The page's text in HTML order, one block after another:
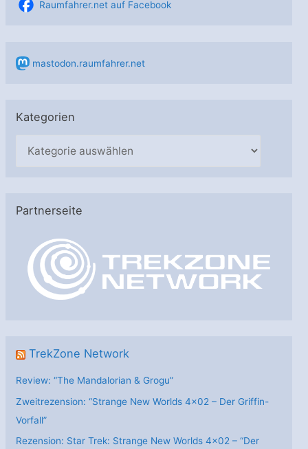
Raumfahrer.net auf Facebook
mastodon.raumfahrer.net
Kategorien
g
Partnerseite
TrekZone Network
Review: “The Mandalorian & Grogu”
Zweitrezension: “Strange New Worlds 4×02 – Der Griffin-
Vorfall”
Rezension: Star Trek: Strange New Worlds 4×02 – “Der